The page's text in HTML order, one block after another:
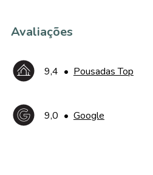
Avaliações
9,4 • Pousadas Top
9,0 • Google